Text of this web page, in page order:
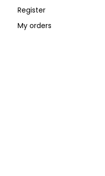
Register
My orders